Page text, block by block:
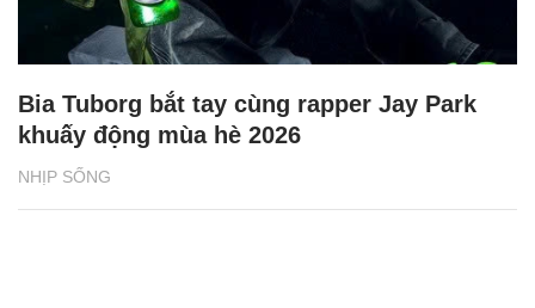
NHỊP SỐNG
Bia Tuborg bắt tay cùng rapper Jay Park
khuấy động mùa hè 2026